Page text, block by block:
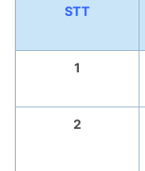
STT
1
2